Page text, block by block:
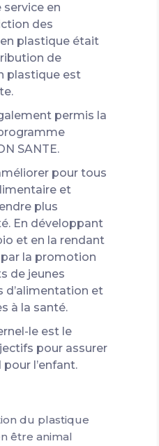
en
des
plastique était
de
plastique est
permis la
SANTE.
pour tous
et
plus
En développant
et en la rendant
la promotion
de jeunes
d’alimentation et
à la santé.
le est le
pour assurer
l’enfant.
du plastique
être animal